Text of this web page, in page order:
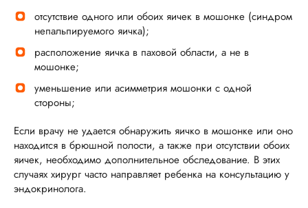
отсутствие одного или обоих яичек в мошонке (синдром
непальпируемого яичка);
расположение яичка в паховой области, а не в
мошонке;
уменьшение или асимметрия мошонки с одной
стороны;
Если врачу не удается обнаружить яичко в мошонке или оно
находится в брюшной полости, а также при отсутствии обоих
яичек, необходимо дополнительное обследование. В этих
случаях хирург часто направляет ребенка на консультацию у
эндокринолога.